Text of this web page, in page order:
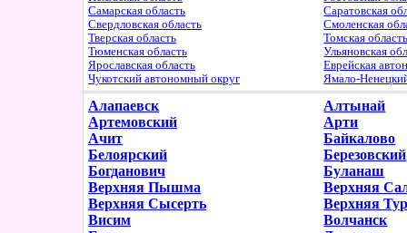
Самарская область
Саратовская
Свердловская область
Смоленская
Тверская область
Томская
Тюменская область
Ульяновская
Ярославская область
Еврейская
Чукотский автономный округ
Ямало-
Алапаевск
Алтынай
Артемовский
Арти
Ачит
Байкалово
Белоярский
Березовский
Богданович
Буланаш
Верхняя Пышма
Верхняя
Верхняя Сысерть
Верхняя
Висим
Волчанск